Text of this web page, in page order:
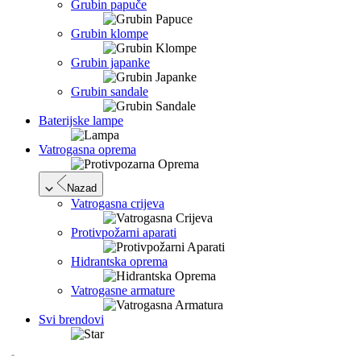
Grubin papuče
Grubin klompe
Grubin japanke
Grubin sandale
Baterijske lampe
Vatrogasna oprema
Nazad
Vatrogasna crijeva
Protivpožarni aparati
Hidrantska oprema
Vatrogasne armature
Svi brendovi